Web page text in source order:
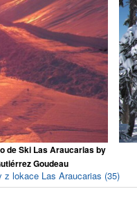
de Ski Las Araucarias by
Goudeau
lokace Las Araucarias (35)